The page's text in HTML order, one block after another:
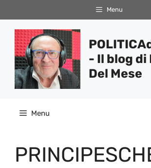
al
contenuto
Menu
- Il blog di
Del Mese
Menu